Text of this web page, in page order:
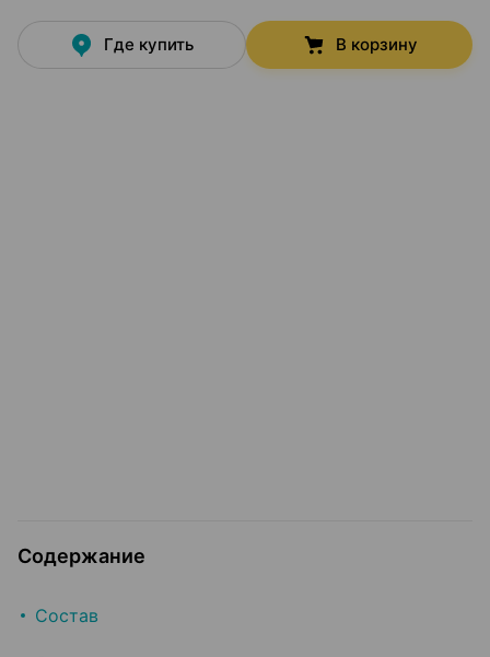
Где купить В корзину
Содержание
Состав